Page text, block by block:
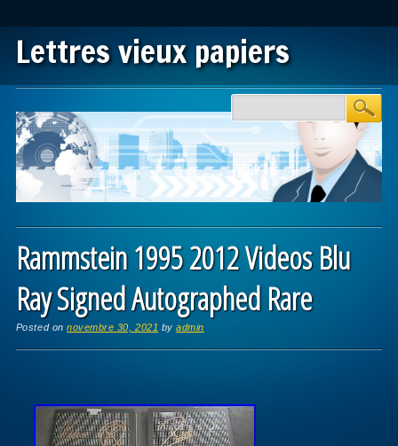
Lettres vieux papiers
Main menu
Rammstein 1995 2012 Videos Blu
Ray Signed Autographed Rare
Posted onnovembre 30, 2021 byadmin